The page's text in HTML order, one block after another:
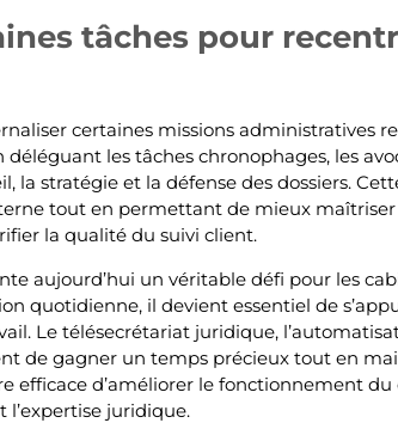
tâches pour
certaines missions administratives
déléguant les tâches chronophages, les
la stratégie et la défense des dossiers.
tout en permettant de mieux maîtriser
la qualité du suivi client.
aujourd’hui un véritable défi pour les
quotidienne, il devient essentiel de
Le télésecrétariat juridique,
de gagner un temps précieux tout en
efficace d’améliorer le fonctionnement
l’expertise juridique.